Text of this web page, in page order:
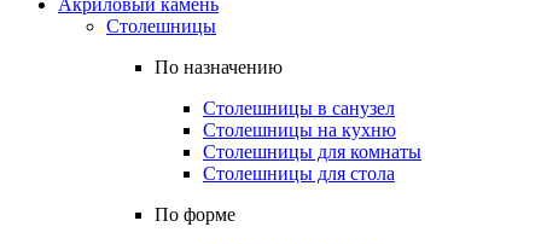
Акриловый камень
Столешницы
По назначению
Столешницы в санузел
Столешницы на кухню
Столешницы для комнаты
Столешницы для стола
По форме